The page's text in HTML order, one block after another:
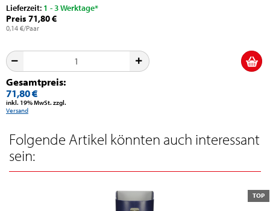
Lieferzeit: 1 - 3 Werktage*
Preis 71,80 €
0,14 €/Paar
Gesamtpreis:
71,80 €
inkl. 19% MwSt. zzgl.
Versand
Folgende Artikel könnten auch interessant
sein:
TOP